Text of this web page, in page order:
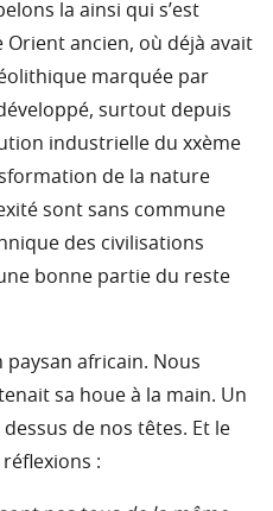
la ainsi qui s’est
ancien, où déjà avait
marquée par
surtout depuis
industrielle du xxème
de la nature
sont sans commune
des civilisations
bonne partie du reste
paysan africain. Nous
sa houe à la main. Un
de nos têtes. Et le
réflexions :